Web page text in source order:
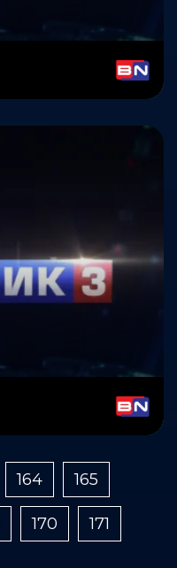
164 165
170 171